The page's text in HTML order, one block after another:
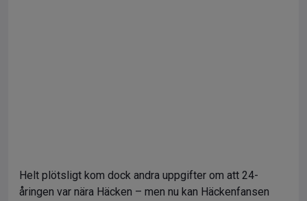
Helt plötsligt kom dock andra uppgifter om att 24-
åringen var nära Häcken – men nu kan Häckenfansen